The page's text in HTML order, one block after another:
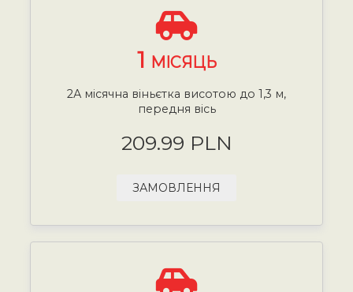
1 МІСЯЦЬ
2А місячна віньєтка висотою до 1,3 м,
передня вісь
209.99 PLN
ЗАМОВЛЕННЯ